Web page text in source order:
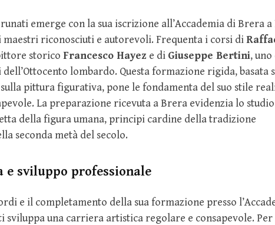
emerge con la sua iscrizione all’Accademia di Brera
riconosciuti e autorevoli. Frequenta i corsi di
storico Francesco Hayez e di Giuseppe Bertini,
lombardo. Questa formazione rigida, basata
pittura figurativa, pone le fondamenta del suo stile
La preparazione ricevuta a Brera evidenzia lo
della figura umana, principi cardine della tradizione
seconda metà del secolo.
sviluppo professionale
e il completamento della sua formazione presso
sviluppa una carriera artistica regolare e consapevole.